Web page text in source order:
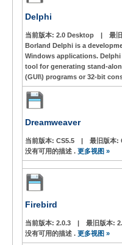
Delphi
当前版本: 2.0 Desktop | 最
Borland Delphi is a
Windows applications.
tool for generating stand-
(GUI\) programs or 32-bit
Dreamweaver
当前版本: CS5.5 | 最旧版本:
没有可用的描述 . 更多视图 »
Firebird
当前版本: 2.0.3 | 最旧版本:
没有可用的描述 . 更多视图 »